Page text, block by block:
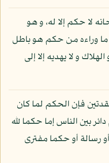
لا حكم إلا له، و هو
ما وراءه من حكم هو باطل
و لا يهديه إلا إلى
فإن الحكم لما كان
بين الناس إما حكما لله
رسالة أو حكما مفترى